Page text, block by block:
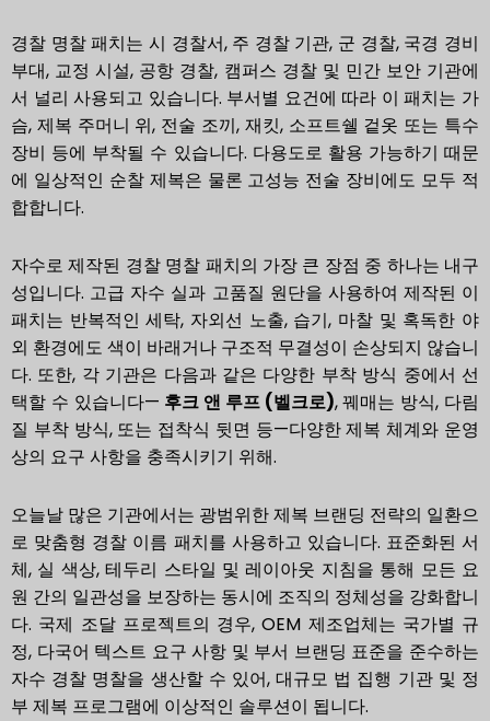
경찰 명찰 패치는 시 경찰서, 주 경찰 기관, 군 경찰, 국경 경비
부대, 교정 시설, 공항 경찰, 캠퍼스 경찰 및 민간 보안 기관에
서 널리 사용되고 있습니다. 부서별 요건에 따라 이 패치는 가
슴, 제복 주머니 위, 전술 조끼, 재킷, 소프트쉘 겉옷 또는 특수
장비 등에 부착될 수 있습니다. 다용도로 활용 가능하기 때문
에 일상적인 순찰 제복은 물론 고성능 전술 장비에도 모두 적
합합니다.
자수로 제작된 경찰 명찰 패치의 가장 큰 장점 중 하나는 내구
성입니다. 고급 자수 실과 고품질 원단을 사용하여 제작된 이
패치는 반복적인 세탁, 자외선 노출, 습기, 마찰 및 혹독한 야
외 환경에도 색이 바래거나 구조적 무결성이 손상되지 않습니
다. 또한, 각 기관은 다음과 같은 다양한 부착 방식 중에서 선
택할 수 있습니다— 후크 앤 루프 (벨크로), 꿰매는 방식, 다림
질 부착 방식, 또는 접착식 뒷면 등—다양한 제복 체계와 운영
상의 요구 사항을 충족시키기 위해.
오늘날 많은 기관에서는 광범위한 제복 브랜딩 전략의 일환으
로 맞춤형 경찰 이름 패치를 사용하고 있습니다. 표준화된 서
체, 실 색상, 테두리 스타일 및 레이아웃 지침을 통해 모든 요
원 간의 일관성을 보장하는 동시에 조직의 정체성을 강화합니
다. 국제 조달 프로젝트의 경우, OEM 제조업체는 국가별 규
정, 다국어 텍스트 요구 사항 및 부서 브랜딩 표준을 준수하는
자수 경찰 명찰을 생산할 수 있어, 대규모 법 집행 기관 및 정
부 제복 프로그램에 이상적인 솔루션이 됩니다.